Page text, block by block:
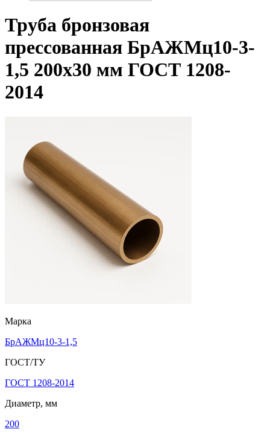
Труба бронзовая
прессованная БрАЖМц10-3-
1,5 200х30 мм ГОСТ 1208-
2014
Марка
БрАЖМц10-3-1,5
ГОСТ/ТУ
ГОСТ 1208-2014
Диаметр, мм
200